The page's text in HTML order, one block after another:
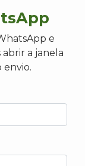
e
a janela